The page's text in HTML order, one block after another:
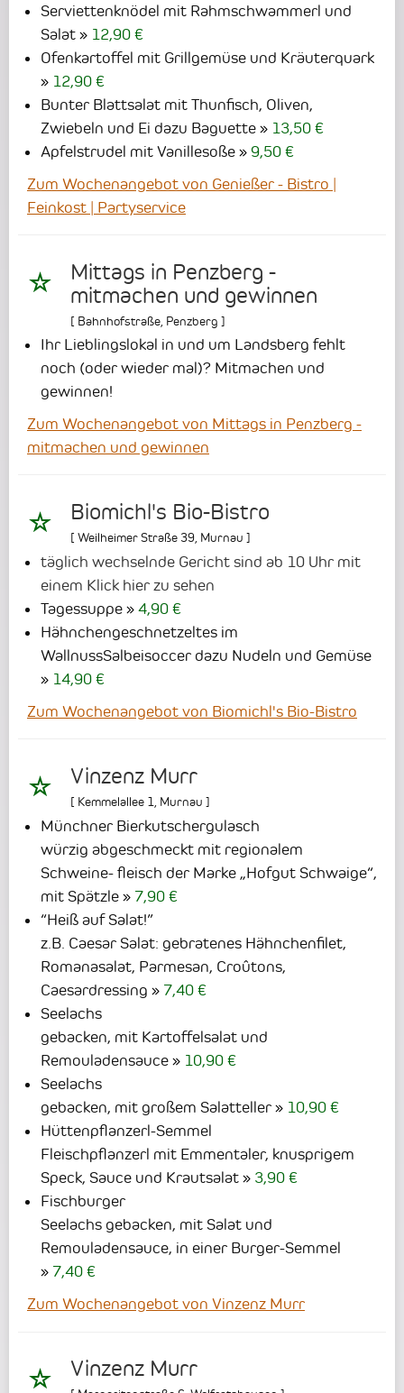
Serviettenknödel mit Rahmschwammerl und
Salat
12,90 €
Ofenkartoffel mit Grillgemüse und Kräuterquark
12,90 €
Bunter Blattsalat mit Thunfisch, Oliven,
Zwiebeln und Ei dazu Baguette
13,50 €
Apfelstrudel mit Vanillesoße
9,50 €
Zum Wochenangebot von Genießer - Bistro |
Feinkost | Partyservice
Mittags in Penzberg -
mitmachen und gewinnen
[ Bahnhofstraße Penzberg ]
Ihr Lieblingslokal in und um Landsberg fehlt
noch (oder wieder mal)? Mitmachen und
gewinnen!
Zum Wochenangebot von Mittags in Penzberg -
mitmachen und gewinnen
Biomichl's Bio-Bistro
[ Weilheimer Straße 39 Murnau ]
täglich wechselnde Gericht sind ab 10 Uhr mit
einem Klick hier zu sehen
Tagessuppe
4,90 €
Hähnchengeschnetzeltes im
WallnussSalbeisoccer dazu Nudeln und Gemüse
14,90 €
Zum Wochenangebot von Biomichl's Bio-Bistro
Vinzenz Murr
[ Kemmelallee 1 Murnau ]
Münchner Bierkutschergulasch
würzig abgeschmeckt mit regionalem
Schweine- fleisch der Marke „Hofgut Schwaige“,
mit Spätzle
7,90 €
“Heiß auf Salat!”
z.B. Caesar Salat: gebratenes Hähnchenfilet,
Romanasalat, Parmesan, Croûtons,
Caesardressing
7,40 €
Seelachs
gebacken, mit Kartoffelsalat und
Remouladensauce
10,90 €
Seelachs
gebacken, mit großem Salatteller
10,90 €
Hüttenpflanzerl-Semmel
Fleischpflanzerl mit Emmentaler, knusprigem
Speck, Sauce und Krautsalat
3,90 €
Fischburger
Seelachs gebacken, mit Salat und
Remouladensauce, in einer Burger-Semmel
7,40 €
Zum Wochenangebot von Vinzenz Murr
Vinzenz Murr